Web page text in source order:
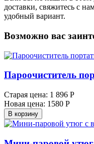
доставки, свяжитесь с
удобный вариант.
Возможно вас
Пароочиститель
Старая цена: 1 896 Р
Новая цена: 1580 Р
В корзину